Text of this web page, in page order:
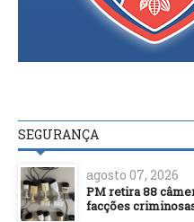
SEGURANÇA
agosto 07, 2026
PM retira 88
facções